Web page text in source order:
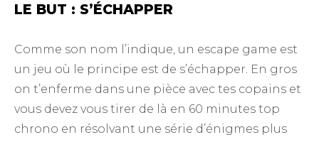
LE BUT : S’ÉCHAPPER
Comme son nom l’indique, un escape game est
un jeu où le principe est de s’échapper. En gros
on t’enferme dans une pièce avec tes copains et
vous devez vous tirer de là en 60 minutes top
chrono en résolvant une série d’énigmes plus